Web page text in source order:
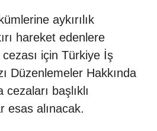
aykırılık
hareket edenlere
için Türkiye İş
Düzenlemeler Hakkında
başlıklı
esas alınacak.